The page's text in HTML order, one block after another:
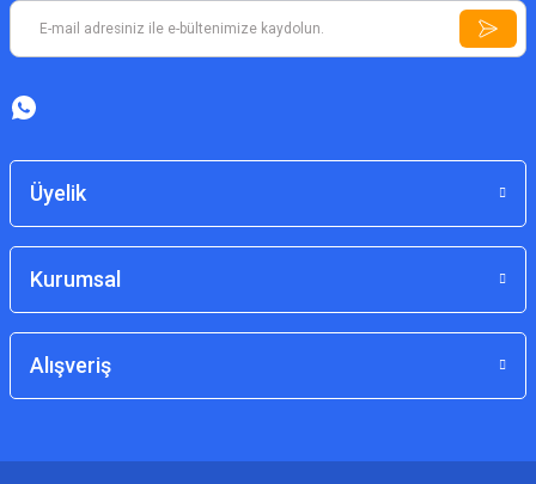
Üyelik
Kurumsal
Alışveriş